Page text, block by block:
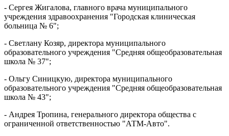
- Сергея Жигалова, главного врача муниципального
учреждения здравоохранения "Городская клиническая
больница № 6";
- Светлану Козяр, директора муниципального
образовательного учреждения "Средняя общеобразовательная
школа № 37";
- Ольгу Синицкую, директора муниципального
образовательного учреждения "Средняя общеобразовательная
школа № 43";
- Андрея Тропина, генерального директора общества с
ограниченной ответственностью "АТМ-Авто".